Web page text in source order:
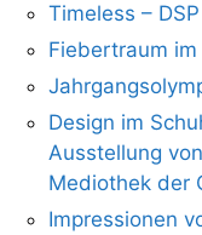
Timeless –
Fiebertraum
Design im
Ausstellung
Mediothek der
Impressionen